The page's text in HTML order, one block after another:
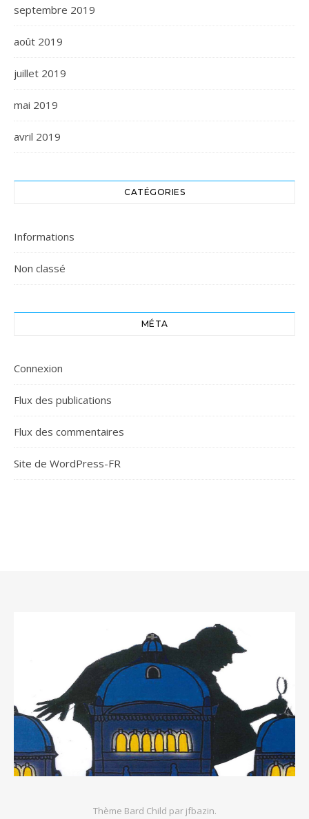
septembre 2019
août 2019
juillet 2019
mai 2019
avril 2019
CATÉGORIES
Informations
Non classé
MÉTA
Connexion
Flux des publications
Flux des commentaires
Site de WordPress-FR
Thème Bard Child par jfbazin.